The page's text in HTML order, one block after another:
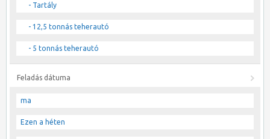
- Tartály
- 12,5 tonnás teherautó
- 5 tonnás teherautó
Feladás dátuma
ma
Ezen a héten